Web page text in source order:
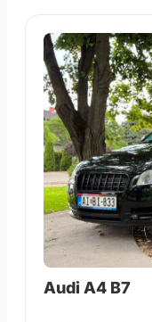
Audi A4 B7